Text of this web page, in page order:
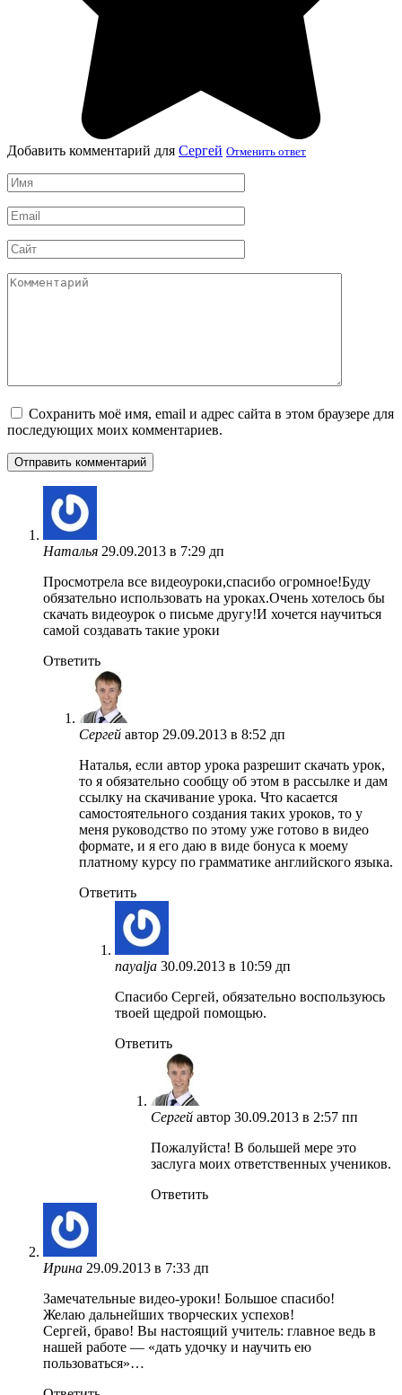
Добавить комментарий для Сергей Отменить ответ
Имя
*
Email
*
Сайт
Комментарий
Сохранить моё имя, email и адрес сайта в этом браузере для
последующих моих комментариев.
Наталья 29.09.2013 в 7:29 дп
Просмотрела все видеоуроки,спасибо огромное!Буду
обязательно использовать на уроках.Очень хотелось бы
скачать видеоурок о письме другу!И хочется научиться
самой создавать такие уроки
Ответить
Сергей автор 29.09.2013 в 8:52 дп
Наталья, если автор урока разрешит скачать урок,
то я обязательно сообщу об этом в рассылке и дам
ссылку на скачивание урока. Что касается
самостоятельного создания таких уроков, то у
меня руководство по этому уже готово в видео
формате, и я его даю в виде бонуса к моему
платному курсу по грамматике английского языка.
Ответить
nayalja 30.09.2013 в 10:59 дп
Спасибо Сергей, обязательно воспользуюсь
твоей щедрой помощью.
Ответить
Сергей автор 30.09.2013 в 2:57 пп
Пожалуйста! В большей мере это
заслуга моих ответственных учеников.
Ответить
Ирина 29.09.2013 в 7:33 дп
Замечательные видео-уроки! Большое спасибо!
Желаю дальнейших творческих успехов!
Сергей, браво! Вы настоящий учитель: главное ведь в
нашей работе — «дать удочку и научить ею
пользоваться»…